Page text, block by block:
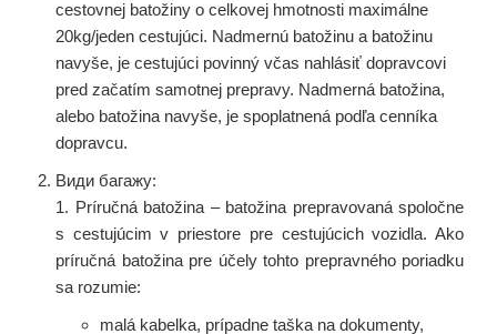
cestovnej batožiny o celkovej hmotnosti maximálne
20kg/jeden cestujúci. Nadmernú batožinu a batožinu
navyše, je cestujúci povinný včas nahlásiť dopravcovi
pred začatím samotnej prepravy. Nadmerná batožina,
alebo batožina navyše, je spoplatnená podľa cenníka
dopravcu.
Види багажу:
1. Príručná batožina – batožina prepravovaná spoločne
s cestujúcim v priestore pre cestujúcich vozidla. Ako
príručná batožina pre účely tohto prepravného poriadku
sa rozumie:
malá kabelka, prípadne taška na dokumenty,